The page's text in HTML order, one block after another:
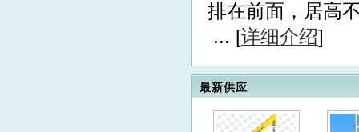
排在前面，居高
... [详细介绍]
最新供应